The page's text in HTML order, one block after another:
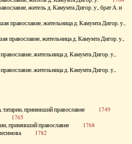
житель д. Камумта Дигор. у., брат А. и
православие, жительница д. Камумта Дигор. у.,
православие, жительница д. Камумта Дигор. у.,
жительница д. Камумта Дигор. у.,
жительница д. Камумта Дигор. у.,
татарин, принявший православие 1749
1765
принявший православие 1768
1782